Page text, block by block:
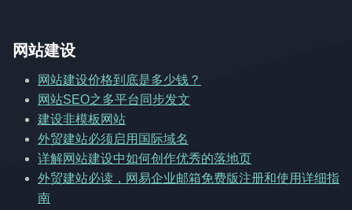
网站建设
网站建设价格到底是多少钱？
网站SEO之多平台同步发文
建设非模板网站
外贸建站必须启用国际域名
详解网站建设中如何创作优秀的落地页
外贸建站必读，网易企业邮箱免费版注册和使用详细指
南